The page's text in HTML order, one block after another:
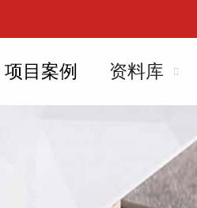
项目案例 资料库